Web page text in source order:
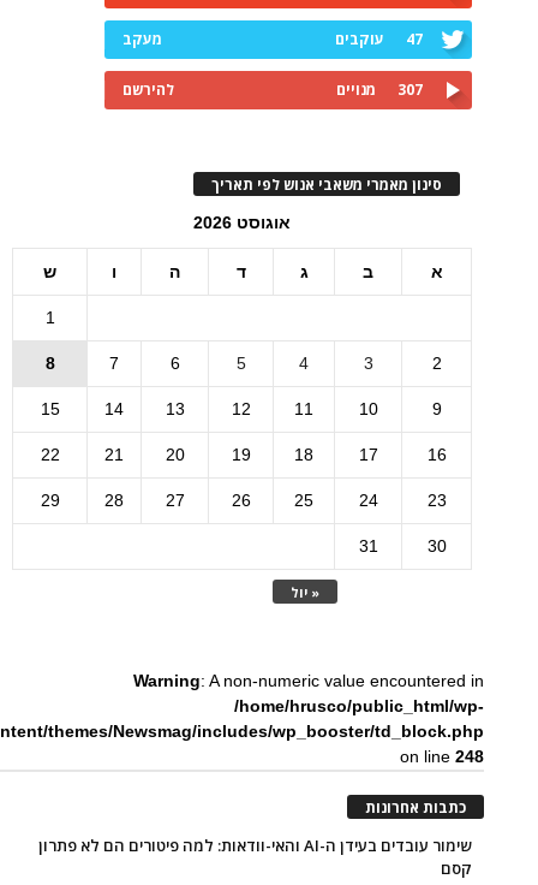
47 עוקבים מעקב
307 מנויים להירשם
סינון מאמרי משאבי אנוש לפי תאריך
אוגוסט 2026
א ב ג ד ה ו ש
« יול
1
2
3
4
5
6
7
8
9
10
11
12
13
14
15
16
17
18
19
20
21
22
23
24
25
26
27
28
29
30
31
Warning: A non-numeric value encountered in
/home/hrusco/public_html/wp-
themes/Newsmag/includes/wp_booster/td_block.php
on line248
כתבות אחרונות
שימור עובדים בעידן ה-AI והאי-וודאות: למה פיטורים הם לא פתרון
קסם